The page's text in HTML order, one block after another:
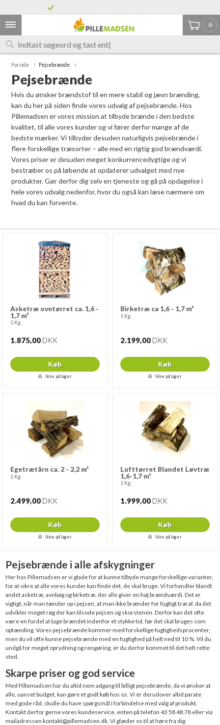
0
Forside Pejsebrænde
Pejsebrænde
Hvis du ønsker brændstof til en mere stabil og jævn brænding,
kan du her på siden finde vores udvalg af pejsebrænde. Hos
Pillemadsen er vores mission at tilbyde brænde i den bedste
kvalitet, til alle vores kunder og vi fører derfor mange af de
bedste mærker. Vi tilbyder desuden naturligvis pejsebrænde i
flere forskellige træsorter – alle med en rigtig god brændværdi.
Vores priser er desuden meget konkurrencedygtige og vi
bestræber os på løbende at opdaterer udvalget med nye
produkter. Gør derfor dig selv en tjeneste og gå på opdagelse i
hele vores udvalg nedenfor, hvor du også kan læse nærmere om
hvad du kan forvente.
Asketræ ovntørret ca. 1,6 -
1,7 m³
1 Kg.
1.875,00 DKK
Køb
Ikke på lager
Birketræ ca 1,6 - 1,7 m³
1 Kg.
2.199,00 DKK
Køb
Ikke på lager
Egetrætårn ca. 2 - 2,2 m³
1 Kg.
2.499,00 DKK
Køb
Ikke på lager
Lufttørret Blandet Løvtræ
1,6-1,7 m³
1 Kg.
1.999,00 DKK
Køb
Ikke på lager
Pejsebrænde i alle afskygninger
Her hos Pillemadsen er vi glade for at kunne tilbyde mange forskellige varianter,
for at sikre at alle vores kunder kan finde det, de skal bruge. Vi forhandler blandt
andet asketræ, avnbøg og birketræ, der alle giver en høj brændværdi. Det er
vigtigt, når man tænder op i pejsen, at man ikke brænder for fugtigt træ af, da det
udvikler meget røg der kan tilsode pejsen og skorstenen. Derfor kan det ofte
være en fordel at tage brændet indenfor et stykke tid, før det skal bruges som
optænding. Vores pejsebrænde kommer med forskellige fugtighedsprocenter,
men du vil ofte kunne pejsebrænde med en fugtighed på helt ned til 10 %. Vil du
undgå for meget oprydning og rengøring, er du derfor kommet til det helt rette
sted.
Skarpe priser og god service
Med Pillemadsen har du altid nem adgang til billigt pejsebrænde, da vi ønsker at
alle, uanset budget, kan gøre et godt køb hos os. Vi er derudover altid parate
med gode råd, skulle du have spørgsmål i forbindelse med valg af produkt.
Kontakt derfor gerne vores kundeservice, enten på telefon 43 58 48 78 eller via
mailadressen kontakt@pillemadsen.dk. Vi glæder os til at høre fra dig.